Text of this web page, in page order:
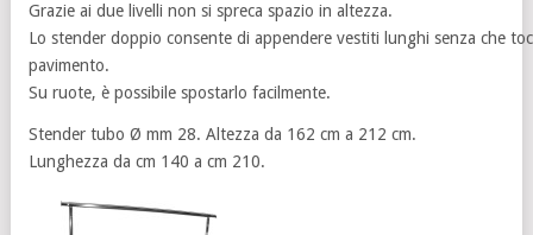
Grazie ai due livelli non si spreca spazio in altezza.
Lo stender doppio consente di appendere vestiti lunghi senza che
pavimento.
Su ruote, è possibile spostarlo facilmente.
Stender tubo Ø mm 28. Altezza da 162 cm a 212 cm.
Lunghezza da cm 140 a cm 210.